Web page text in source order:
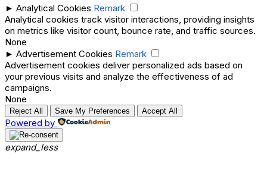
► Analytical Cookies Remark
Analytical cookies track visitor interactions, providing insights
on metrics like visitor count, bounce rate, and traffic sources.
None
► Advertisement Cookies Remark
Advertisement cookies deliver personalized ads based on
your previous visits and analyze the effectiveness of ad
campaigns.
None
Reject All Save My Preferences Accept All
Powered by
expand_less